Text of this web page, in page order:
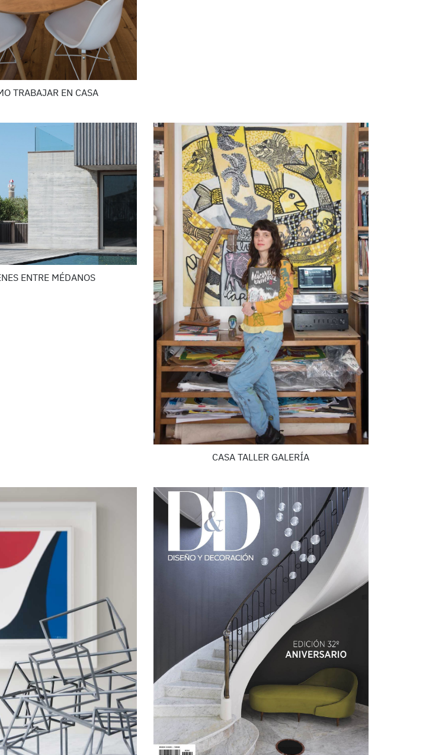
TRABAJAR EN CASA
ENTRE MÉDANOS
CASA TALLER GALERÍA